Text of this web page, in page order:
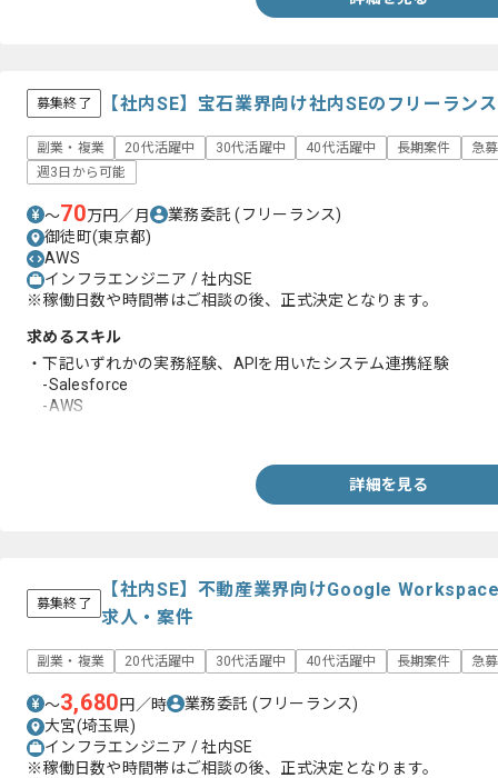
募集終了 【社内SE】宝石業界向け社内SEのフリーラン
副業・複業 20代活躍中 30代活躍中 40代活躍中 長期案件
急募
週3日から可能
〜70万円／月 業務委託(フリーランス)
御徒町(東京都)
AWS
インフラエンジニア / 社内SE
※稼働日数や時間帯はご相談の後、正式決定となります。
求めるスキル
・下記いずれかの実務経験、APIを用いたシステム連携経験
-Salesforce
-AWS
詳細を見る
募集終了
【社内SE】不動産業界向けGoogle
求人・案件
副業・複業 20代活躍中 30代活躍中 40代活躍中 長期案件 急募
〜3,680円／時 業務委託 (フリーランス)
大宮(埼玉県)
インフラエンジニア / 社内SE
※稼働日数や時間帯はご相談の後、正式決定となります。